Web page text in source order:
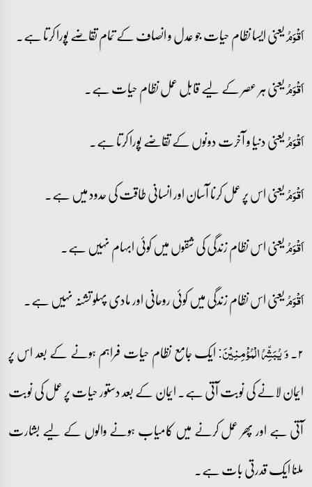
اَقۡوَمُیعنی ایسا نظام حیات جو عدل و انصاف کے تمام تقاضے پورا کرتا ہے۔
اَقۡوَمُیعنی ہر عصر کے لیے قابل عمل نظام حیات ہے۔
اَقۡوَمُیعنی دنیا و آخرت دونوں کے تقاضے پورا کرتا ہے۔
اَقۡوَمُیعنی اس پر عمل کرنا آسان اور انسانی طاقت کی حدود میں ہے۔
اَقۡوَمُیعنی اس نظام زندگی کی شقوں میں کوئی ابہام نہیں ہے۔
اَقۡوَمُیعنی اس نظام زندگی میں کوئی روحانی اور مادی پہلو تشنہ نہیں ہے۔
۲۔ وَ یُبَشِّرُ الۡمُؤۡمِنِیۡنَ:ایک جامع نظام حیات فراہم ہونے کے بعد اس پر
ایمان لانے کی نوبت آتی ہے۔ ایمان کے بعد دستور حیات پر عمل کی نوبت
آتی ہے اور پھر عمل کرنے میں کامیاب ہونے والوں کے لیے بشارت
ملنا ایک قدرتی بات ہے۔